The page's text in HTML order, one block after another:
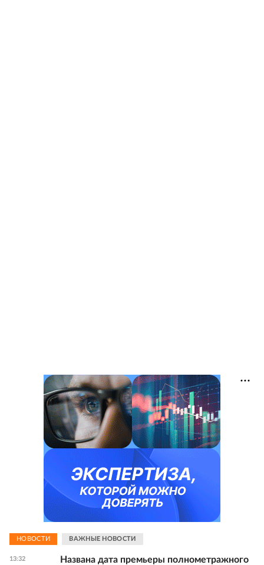
НОВОСТИ ВАЖНЫЕ НОВОСТИ
13:32
Названа дата премьеры полнометражного